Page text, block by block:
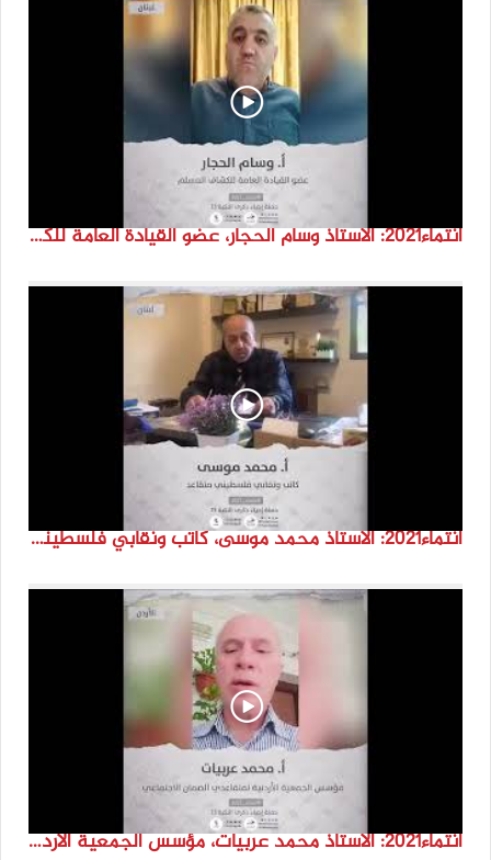
انتماء2021: الاستاذ وسام الحجار، عضو القيادة العامة للكشاف المسلم، لبنان
انتماء2021: الاستاذ محمد موسى، كاتب ونقابي فلسطيني متقاعد، لبنان
انتماء2021: الاستاذ محمد عربيات، مؤسس الجمعية الاردنية لمتقاعدي الضمان الاجتماعي، الاردن